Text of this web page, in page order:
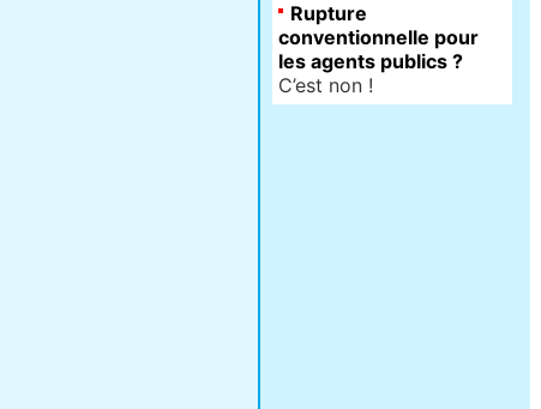
Rupture
conventionnelle pour
les agents publics ?
C’est non !